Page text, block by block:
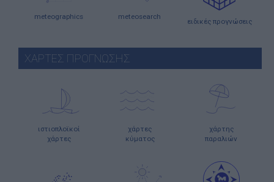
meteographics meteosearch
ειδικές προγνώσεις
ΧΑΡΤΕΣ ΠΡΟΓΝΩΣΗΣ
ιστιοπλοϊκοί
χάρτες
χάρτες
κύματος
χάρτης
παραλιών